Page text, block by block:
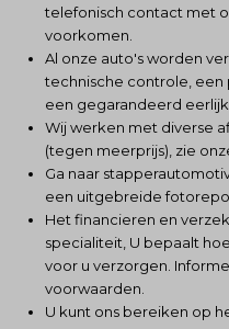
telefonisch contact met
voorkomen.
Al onze auto's worden
technische controle,
een gegarandeerd
Wij werken met diverse
(tegen meerprijs), zie
Ga naar
een uitgebreide
Het financieren en
specialiteit, U bepaalt
voor u verzorgen.
voorwaarden.
U kunt ons bereiken op